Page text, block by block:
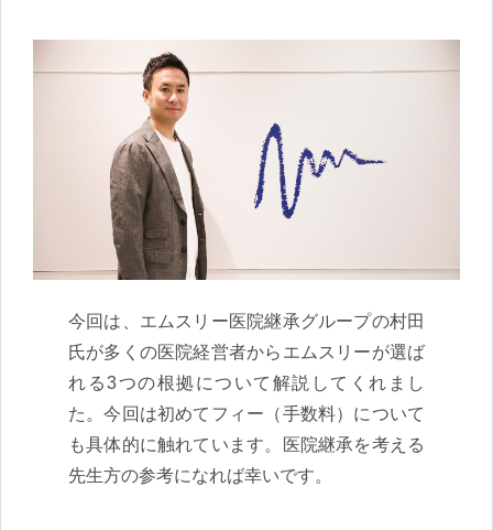
今回は、エムスリー医院継承グループの村田
氏が多くの医院経営者からエムスリーが選ば
れる3つの根拠について解説してくれまし
た。今回は初めてフィー（手数料）について
も具体的に触れています。医院継承を考える
先生方の参考になれば幸いです。